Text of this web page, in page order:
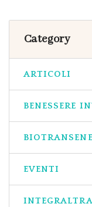
Category
ARTICOLI
BENESSERE
EVENTI